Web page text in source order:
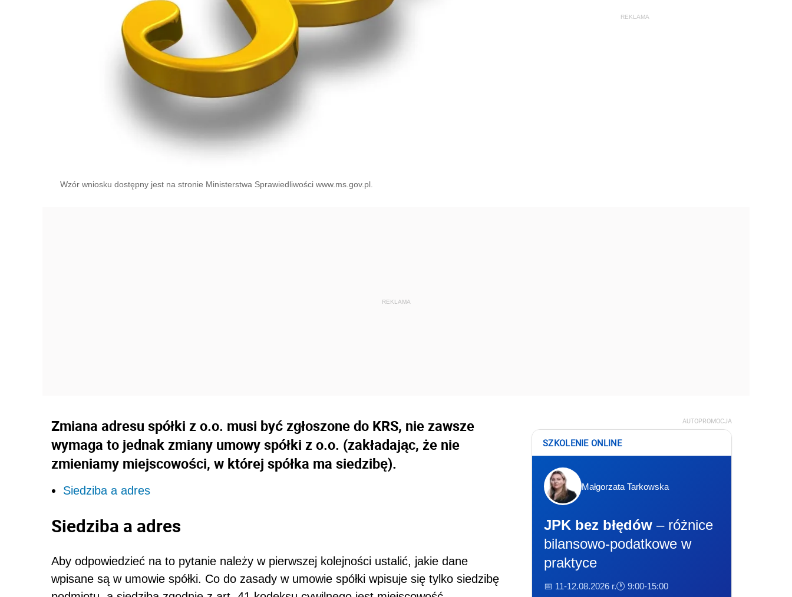
Wzór wniosku dostępny jest na stronie Ministerstwa Sprawiedliwości www.ms.gov.pl.
Zmiana adresu spółki z o.o. musi być zgłoszone do KRS, nie zawsze
wymaga to jednak zmiany umowy spółki z o.o. (zakładając, że nie
zmieniamy miejscowości, w której spółka ma siedzibę).
Siedziba a adres
Siedziba a adres
Aby odpowiedzieć na to pytanie należy w pierwszej kolejności ustalić, jakie dane
wpisane są w umowie spółki. Co do zasady w umowie spółki wpisuje się tylko siedzibę
AUTOPROMOCJA
SZKOLENIE ONLINE
Małgorzata Tarkowska
JPK bez błędów – różnice
bilansowo-podatkowe w
praktyce
📅 11-12.08.2026 r.🕐 9:00-15:00